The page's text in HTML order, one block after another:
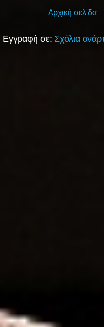
Αρχική σελίδα
Εγγραφή σε: Σχόλια